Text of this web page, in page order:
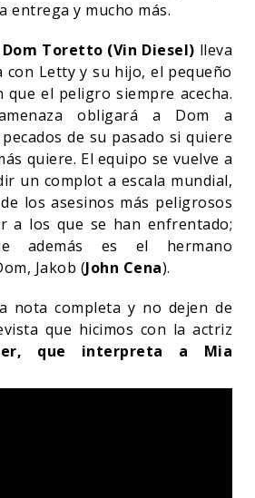
entrega y mucho más.
Dom Toretto (Vin Diesel) lleva
con Letty y su hijo, el pequeño
que el peligro siempre acecha.
obligará a Dom a
de su pasado si quiere
quiere. El equipo se vuelve a
un complot a escala mundial,
los asesinos más peligrosos
a los que se han enfrentado;
además es el hermano
Jakob (John Cena).
nota completa y no dejen de
que hicimos con la actriz
que interpreta a Mia